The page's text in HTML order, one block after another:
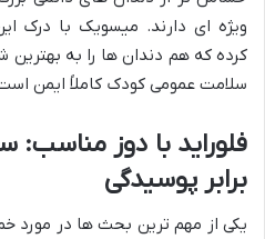
ویژه ای دارند. میسویک با درک
کرده که هم دندان ها را به
سلامت عمومی کودک کاملاً ایمن
فلوراید با دوز مناسب:
برابر پوسیدگی
یکی از مهم ترین بحث ها در مورد